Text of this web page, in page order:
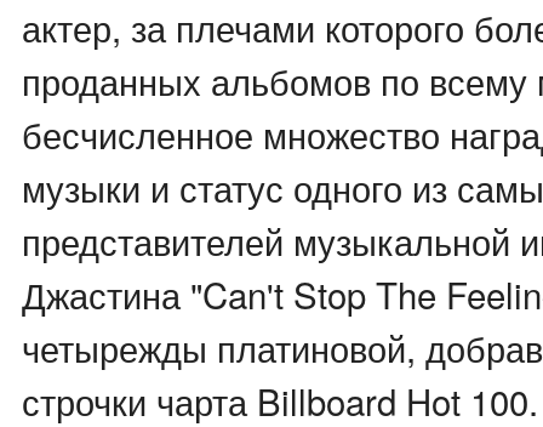
актер, за плечами которого
проданных альбомов по всему
бесчисленное множество
музыки и статус одного из
представителей музыкальной
Джастина "Can't Stop The
четырежды платиновой,
строчки чарта Billboard Hot